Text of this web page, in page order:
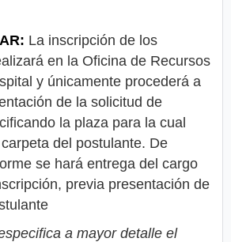
La inscripción de los
en la Oficina de Recursos
y únicamente procederá a
de la solicitud de
la plaza para la cual
del postulante. De
se hará entrega del cargo
previa presentación de
a mayor detalle el